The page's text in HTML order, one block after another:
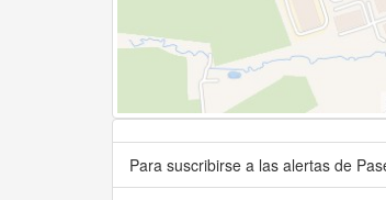
Para suscribirse a las alertas de